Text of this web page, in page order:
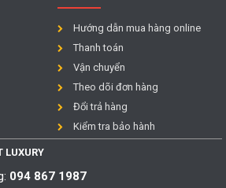
Hướng dẫn mua hàng online
Thanh toán
Vận chuyển
Theo dõi đơn hàng
Đổi trả hàng
Kiểm tra bảo hành
LUXURY
094 867 1987